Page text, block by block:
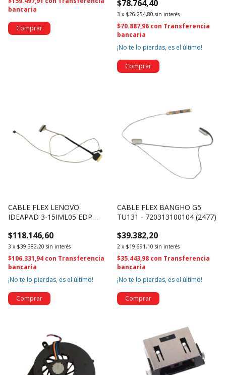
bancaria
$78.764,40
3 x $26.254,80 sin interés
$70.887,96 con Transferencia
bancaria
¡No te lo pierdas, es el último!
CABLE FLEX LENOVO
IDEAPAD 3-15IML05 EDP
$118.146,60
3 x $39.382,20 sin interés
$106.331,94 con Transferencia
bancaria
¡No te lo pierdas, es el último!
CABLE FLEX BANGHO G5
TU131 - 720313100104 (2477)
$39.382,20
2 x $19.691,10 sin interés
$35.443,98 con Transferencia
bancaria
¡No te lo pierdas, es el último!